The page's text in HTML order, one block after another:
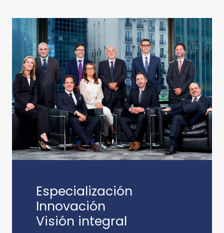
Especialización
Innovación
Visión integral